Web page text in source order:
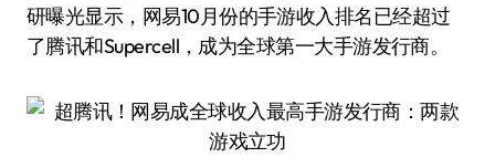
研曝光显示，网易10月份的手游收入排名已经超过
了腾讯和Supercell，成为全球第一大手游发行商。